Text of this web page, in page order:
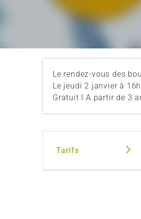
Le rendez-vous des
Le jeudi 2 janvier à 16h
Gratuit I A partir de 3
Tarifs